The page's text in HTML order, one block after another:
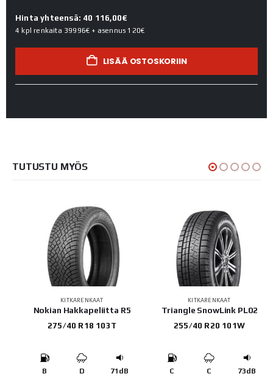
Hinta yhteensä: 40 116,00€
4 kpl renkaita 39996€ + asennus 120€
LISÄÄ OSTOSKORIIN
TUTUSTU MYÖS
KITKARENKAAT
Triangle SnowLink PL02
255/40 R20 101W
C C 73dB
KITKARENKAAT
Yokohama IG53
255/50 R21 109H
C E 72dB